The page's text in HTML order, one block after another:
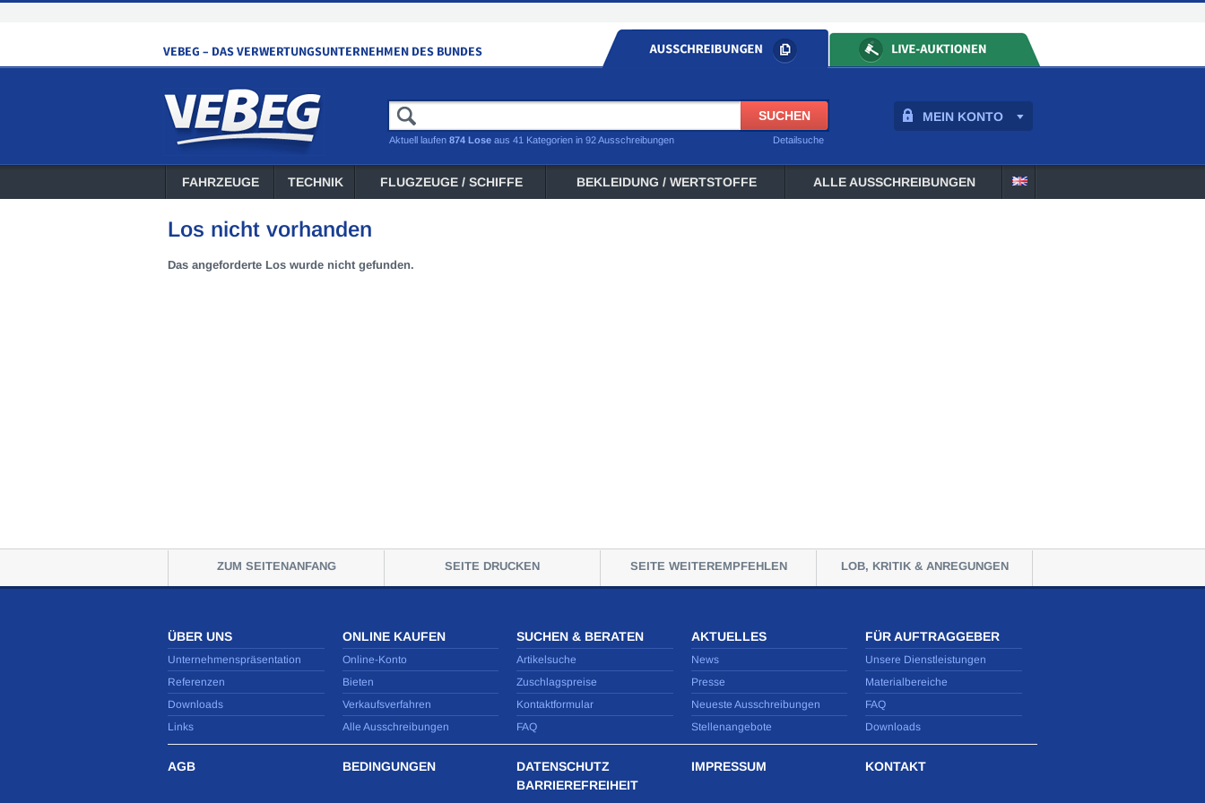
MEIN KONTO
Detailsuche
Aktuell laufen 874 Lose aus 41 Kategorien in 92 Ausschreibungen
FAHRZEUGE TECHNIK FLUGZEUGE / SCHIFFE BEKLEIDUNG / WERTSTOFFE ALLE AUSSCHREIBUNGEN
Los nicht vorhanden
Das angeforderte Los wurde nicht gefunden.
ZUM SEITENANFANG SEITE DRUCKEN SEITE WEITEREMPFEHLEN LOB, KRITIK & ANREGUNGEN
ÜBER UNS
Unternehmenspräsentation
Referenzen
Downloads
Links
ONLINE KAUFEN
Online-Konto
Bieten
Verkaufsverfahren
Alle Ausschreibungen
SUCHEN & BERATEN
Artikelsuche
Zuschlagspreise
Kontaktformular
FAQ
AKTUELLES
News
Presse
Neueste Ausschreibungen
Stellenangebote
FÜR AUFTRAGGEBER
Unsere Dienstleistungen
Materialbereiche
FAQ
Downloads
AGB BEDINGUNGEN
DATENSCHUTZ
BARRIEREFREIHEIT
IMPRESSUM KONTAKT